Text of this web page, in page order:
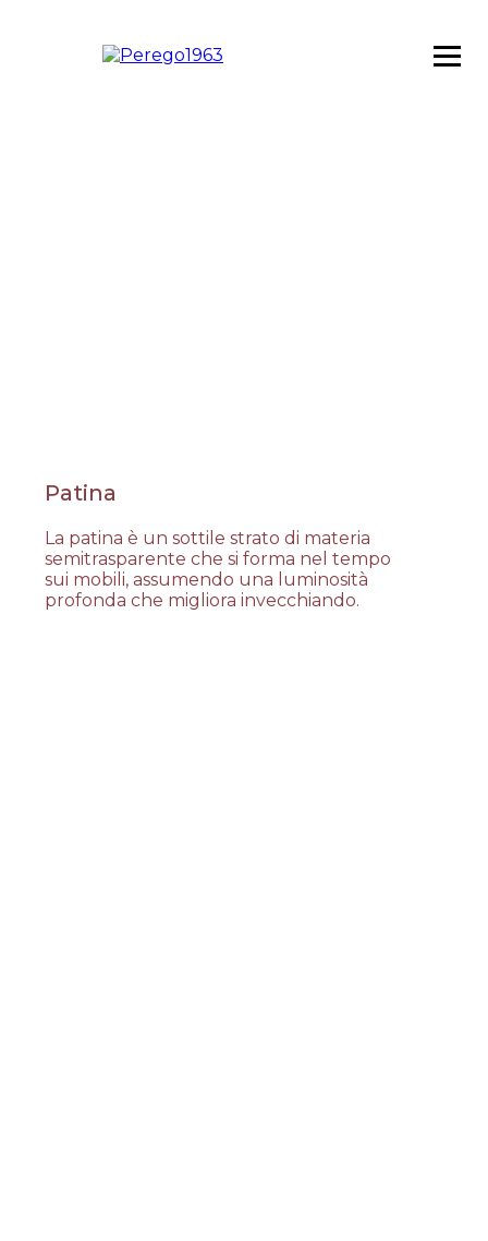
Patina
La patina è un sottile strato di materia
semitrasparente che si forma nel tempo
sui mobili, assumendo una luminosità
profonda che migliora invecchiando.